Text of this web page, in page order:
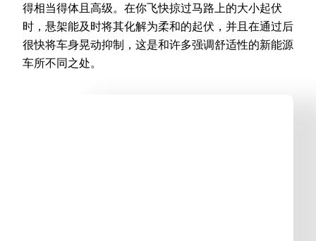
得相当得体且高级。在你飞快掠过马路上的大小起伏
时，悬架能及时将其化解为柔和的起伏，并且在通过后
很快将车身晃动抑制，这是和许多强调舒适性的新能源
车所不同之处。